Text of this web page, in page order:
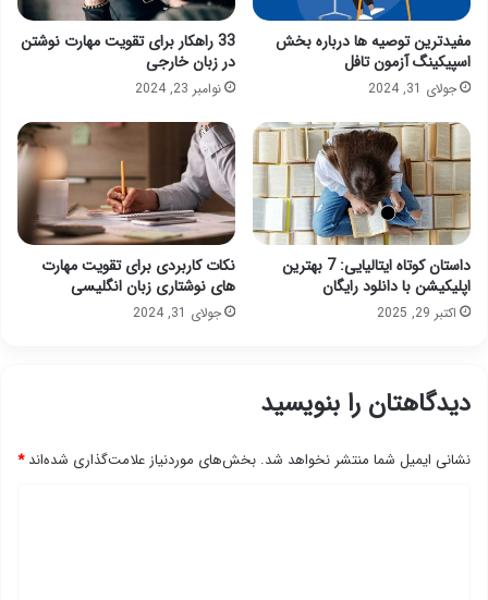
مفیدترین توصیه ها درباره بخش
اسپیکینگ آزمون تافل
جولای 31, 2024
33 راهکار برای تقویت مهارت نوشتن
در زبان خارجی
نوامبر 23, 2024
داستان کوتاه ایتالیایی: 7 بهترین
اپلیکیشن با دانلود رایگان
اکتبر 29, 2025
نکات کاربردی برای تقویت مهارت
های نوشتاری زبان انگلیسی
جولای 31, 2024
دیدگاهتان را بنویسید
نشانی ایمیل شما منتشر نخواهد شد. بخش‌های موردنیاز علامت‌گذاری شده‌اند*